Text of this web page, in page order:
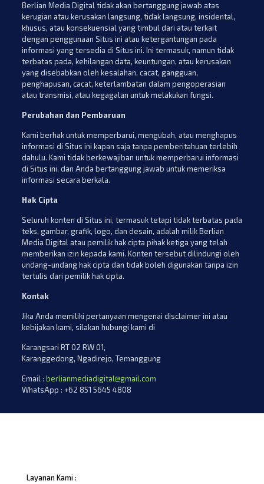
Berlian Media Digital tidak akan bertanggung jawab atas
kerugian atau kerusakan langsung, tidak langsung, insidental,
khusus, atau konsekuensial yang timbul dari atau terkait
dengan penggunaan Situs ini atau ketergantungan pada
informasi yang tersedia di Situs ini. Ini termasuk, namun tidak
terbatas pada, kehilangan data, keuntungan, atau kerusakan
yang disebabkan oleh kesalahan, cacat, gangguan,
penghapusan, cacat, keterlambatan dalam pengoperasian
atau transmisi, atau kegagalan untuk melakukan fungsi.
Perubahan dan Pembaruan
Kami berhak untuk memperbarui, mengubah, atau menghapus
informasi di Situs ini kapan saja tanpa pemberitahuan terlebih
dahulu. Kami tidak berkewajiban untuk memperbarui informasi
di Situs ini, dan Anda bertanggung jawab untuk memeriksa
informasi secara berkala.
Hak Cipta
Seluruh konten di Situs ini, termasuk tetapi tidak terbatas pada
teks, gambar, grafik, logo, dan desain, adalah milik Berlian
Media Digital atau pemilik hak cipta pihak ketiga yang telah
memberikan izin kepada kami. Konten tersebut dilindungi oleh
undang-undang hak cipta dan tidak boleh digunakan tanpa izin
tertulis dari pemilik hak cipta.
Kontak
Jika Anda memiliki pertanyaan mengenai disclaimer ini atau
kebijakan kami, silakan hubungi kami di
Karangsari RT 02 RW 01,
Karanggedong, Ngadirejo, Temanggung
Email : berlianmediadigital@gmail.com
WhatsApp : +62 851 5645 4808
Layanan Kami :